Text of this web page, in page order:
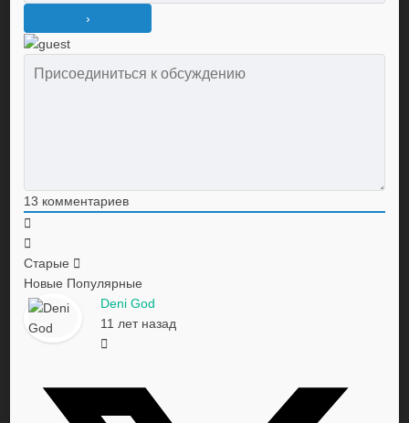
13 комментариев
Старые
Новые Популярные
Deni God
11 лет назад